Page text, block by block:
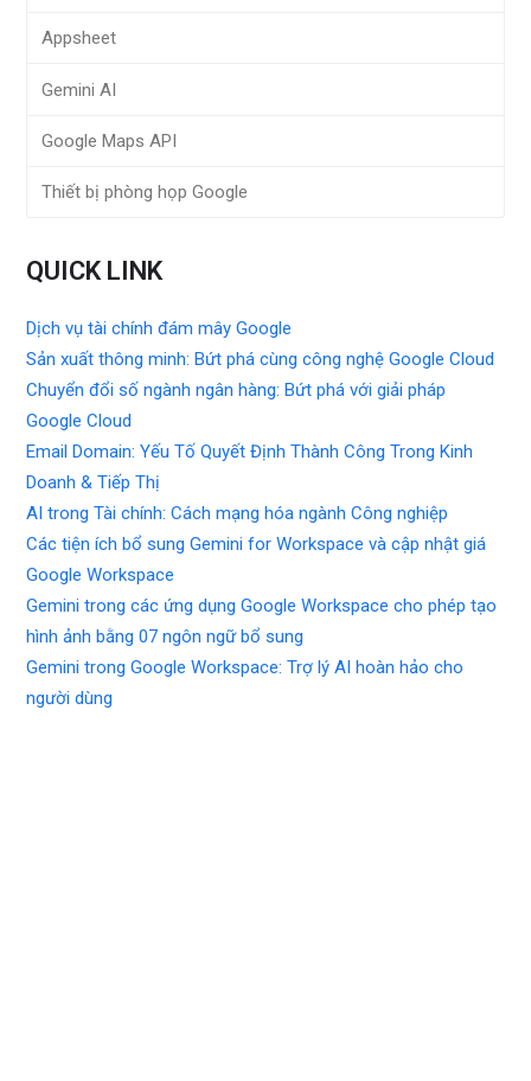
Appsheet
Gemini AI
Google Maps API
Thiết bị phòng họp Google
QUICK LINK
Dịch vụ tài chính đám mây Google
Sản xuất thông minh: Bứt phá cùng công nghệ Google Cloud
Chuyển đổi số ngành ngân hàng: Bứt phá với giải pháp
Google Cloud
Email Domain: Yếu Tố Quyết Định Thành Công Trong Kinh
Doanh & Tiếp Thị
AI trong Tài chính: Cách mạng hóa ngành Công nghiệp
Các tiện ích bổ sung Gemini for Workspace và cập nhật giá
Google Workspace
Gemini trong các ứng dụng Google Workspace cho phép tạo
hình ảnh bằng 07 ngôn ngữ bổ sung
Gemini trong Google Workspace: Trợ lý AI hoàn hảo cho
người dùng